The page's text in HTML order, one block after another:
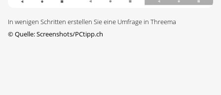
In wenigen Schritten erstellen Sie eine Umfrage in Threema
©Quelle: Screenshots/PCtipp.ch